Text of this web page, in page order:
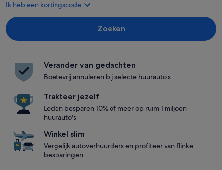
Ik heb een kortingscode
Zoeken
Verander van gedachten
Boetevrij annuleren bij selecte huurauto's
Trakteer jezelf
Leden besparen 10% of meer op ruim 1 miljoen
huurauto's
Winkel slim
Vergelijk autoverhuurders en profiteer van flinke
besparingen